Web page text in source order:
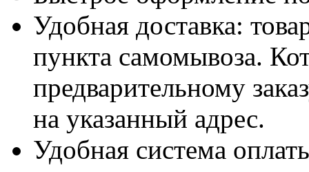
Удобная доставка:
пункта самомывоза.
предварительному
на указанный адрес.
Удобная система